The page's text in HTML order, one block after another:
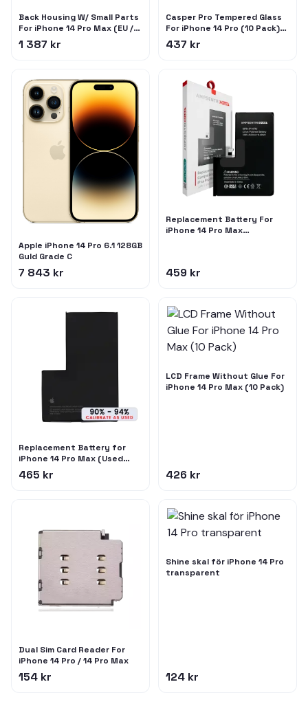
Back Housing W/ Small Parts
For iPhone 14 Pro Max (EU /
Global Version) (Used OEM
Pull: Grade C) (Gold)
1 387 kr
Casper Pro Tempered Glass
For iPhone 14 Pro (10 Pack)
(Privacy)
437 kr
Apple iPhone 14 Pro 6.1 128GB
Guld Grade C
7 843 kr
Replacement Battery For
iPhone 14 Pro Max
459 kr
Replacement Battery for
iPhone 14 Pro Max (Used
OEM Pull: Grade C / SOH 90%
to 94%)
465 kr
LCD Frame Without Glue For
iPhone 14 Pro Max (10 Pack)
426 kr
Dual Sim Card Reader For
iPhone 14 Pro / 14 Pro Max
154 kr
Shine skal för iPhone 14 Pro
transparent
124 kr